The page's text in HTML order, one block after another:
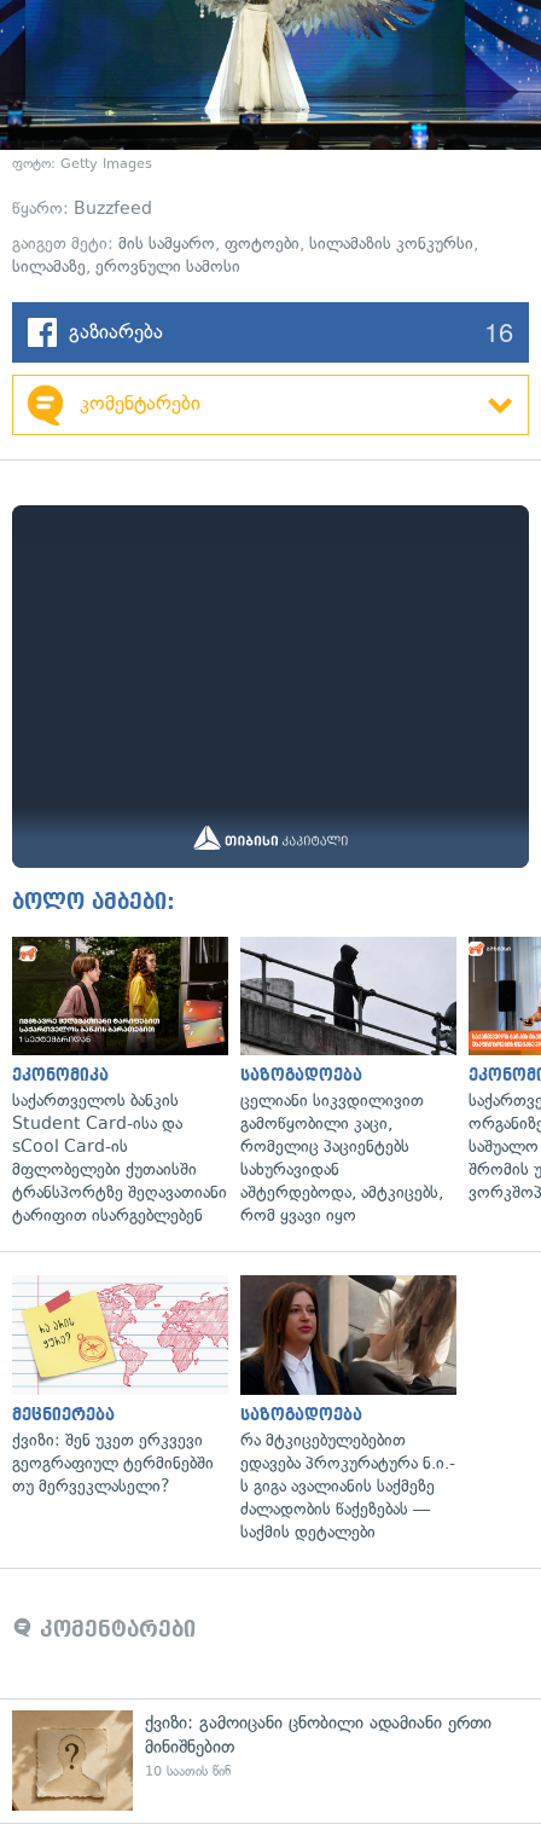
ფოტო: Getty Images
წყარო: Buzzfeed
გაიგეთ მეტი: მის სამყარო, ფოტოები, სილამაზის კონკურსი,
სილამაზე, ეროვნული სამოსი
გაზიარება 16
კომენტარები
ბოლო ამბები:
ეკონომიკა
საქართველოს ბანკის
Student Card-ისა და
sCool Card-ის
მფლობელები ქუთაისში
ტრანსპორტზე შეღავათიანი
ტარიფით ისარგებლებენ
საზოგადოება
ცელიანი სიკვდილივით
გამოწყობილი კაცი,
რომელიც პაციენტებს
სახურავიდან
აშტერდებოდა, ამტკიცებს,
რომ ყვავი იყო
საშუალო
შრომის
მეცნიერება
ქვიზი: შენ უკეთ ერკვევი
გეოგრაფიულ ტერმინებში
თუ მერვეკლასელი?
საზოგადოება
რა მტკიცებულებებით
ედავება პროკურატურა ნ.ი.-
ს გიგა ავალიანის საქმეზე
ძალადობის წაქეზებას —
საქმის დეტალები
კომენტარები
ქვიზი: გამოიცანი ცნობილი ადამიანი ერთი
მინიშნებით
10 საათის წინ